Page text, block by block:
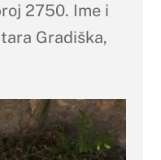
2750. Ime i
Gradiška,